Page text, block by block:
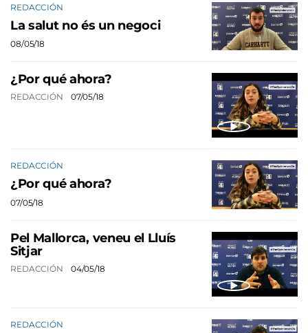
REDACCIÓN
La salut no és un negoci
08/05/18
¿Por qué ahora?
REDACCIÓN 07/05/18
REDACCIÓN
¿Por qué ahora?
07/05/18
Pel Mallorca, veneu el Lluís
Sitjar
REDACCIÓN 04/05/18
REDACCIÓN